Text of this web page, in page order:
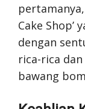
Cake Shop’
dengan
rica-rica
bawang